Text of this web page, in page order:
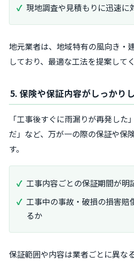
現地調査や見積もりに迅速に
地元業者は、地域特有の風向き・
しており、最適な工法を提案してく
5. 保険や保証内容がしっかり
「工事後すぐに雨漏りが再発した
だ」など、万が一の際の保証や保
す。
工事内容ごとの保証期間が明
工事中の事故・破損の損害賠
るか
保証範囲や内容は業者ごとに異な